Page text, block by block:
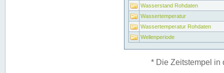
Wasserstand Rohdaten
Wassertemperatur
Wassertemperatur Rohdaten
Wellenperiode
* Die Zeitstempel in